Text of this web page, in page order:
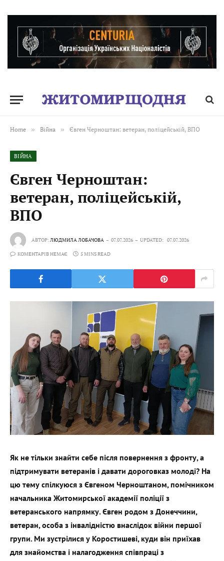
Home » Війна » Євген Черноштан: ветеран, поліцейській, ВПО
ВІЙНА
Євген Черноштан:
ветеран, поліцейській,
ВПО
АВТОР:ЛЮДМИЛА ЛОБАЧОВА 07.07.2026 UPDATED: 07.07.2026
КОМЕНТАРІВ НЕМАЄ 5 MINS READ
Як не тільки знайти себе після повернення з фронту, а
підтримувати ветеранів і давати дороговказ молоді? На
цю тему спілкуюся з Євгеном Черноштаном, помічником
начальника Житомирської академії поліції з
ветеранського напрямку. Євген родом з Донеччини,
ветеран, особа з інвалідністю внаслідок війни першої
групи. Ми зустрілися у Коростишеві, куди він приїхав
для знайомства і налагодження співпраці з